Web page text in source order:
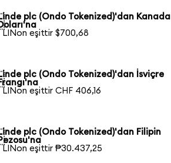
plc (Ondo Tokenized)'dan Kanada
LINon eşittir $700,68
plc (Ondo Tokenized)'dan İsviçre
Frangı'na
LINon eşittir CHF 406,16
plc (Ondo Tokenized)'dan Filipin
Pezosu'na
LINon eşittir ₱30.437,25